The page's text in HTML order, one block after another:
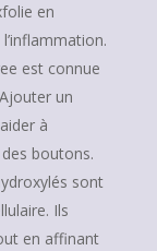
en
est connue
un
à
boutons.
sont
Ils
en affinant